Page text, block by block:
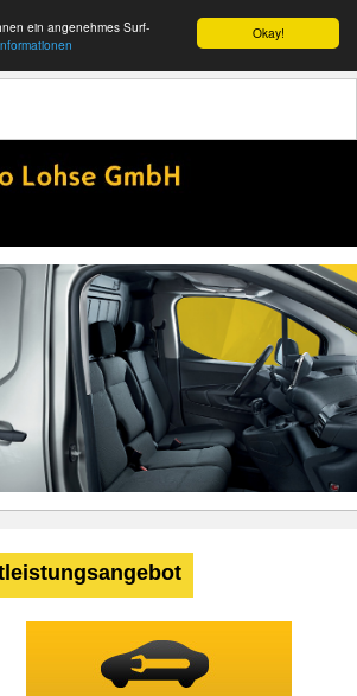
Okay!
ein angenehmes Surf-